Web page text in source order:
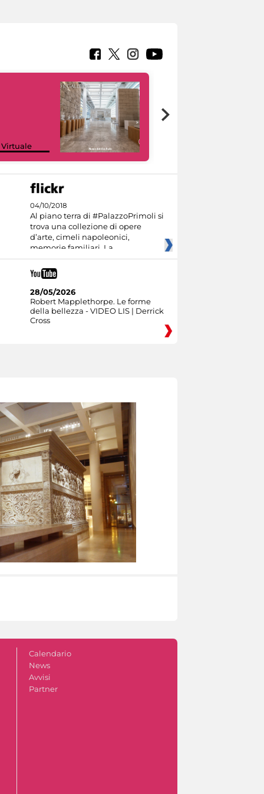
Virtuale
04/10/2018
Al piano terra di #PalazzoPrimoli si
trova una collezione di opere
d’arte, cimeli napoleonici,
memorie familiari. La
28/05/2026
Robert Mapplethorpe. Le forme
della bellezza - VIDEO LIS | Derrick
Cross
Calendario
News
Avvisi
Partner